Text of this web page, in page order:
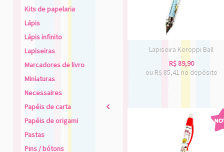
Kits de papelaria
Lápis
Lápis infinito
Lapiseiras
Marcadores de livro
Miniaturas
Necessaires
Papéis de carta
2
Papéis de origami
Pastas
Pins / bótons
Lapiseira Keroppi Ball
R$ 89,90
ou R$ 85,41 no depósito